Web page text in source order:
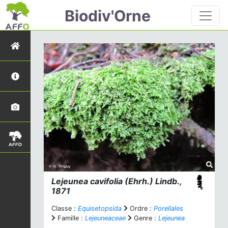
Biodiv'Orne
Lejeunea cavifolia (Ehrh.) Lindb.,
1871
Classe : Equisetopsida Ordre : Porellales
Famille : Lejeuneaceae Genre : Lejeunea